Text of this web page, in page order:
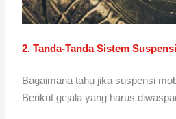
2. Tanda-Tanda Sistem
Bagaimana tahu jika suspensi
Berikut gejala yang harus